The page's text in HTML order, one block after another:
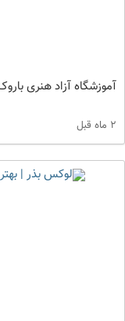
آموزشگاه آزاد هنری
2 ماه قبل